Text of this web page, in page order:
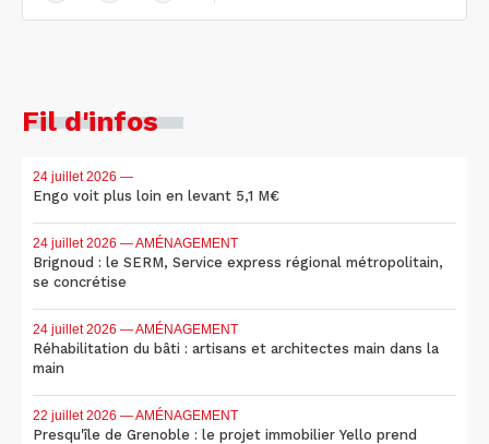
Fil d'infos
24 juillet 2026 —
Engo voit plus loin en levant 5,1 M€
24 juillet 2026 — AMÉNAGEMENT
Brignoud : le SERM, Service express régional métropolitain,
se concrétise
24 juillet 2026 — AMÉNAGEMENT
Réhabilitation du bâti : artisans et architectes main dans la
main
22 juillet 2026 — AMÉNAGEMENT
Presqu'île de Grenoble : le projet immobilier Yello prend